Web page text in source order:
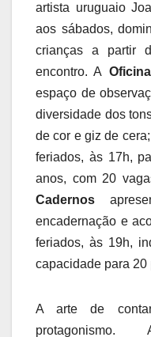
artista uruguaio
aos sábados,
crianças a partir
encontro. A
espaço de
diversidade dos
de cor e giz de
feriados, às 17h,
anos, com 20
Cadernos
encadernação e
feriados, às 19h,
capacidade para 20
A arte de